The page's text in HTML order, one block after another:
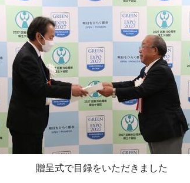
贈呈式で目録をいただきました